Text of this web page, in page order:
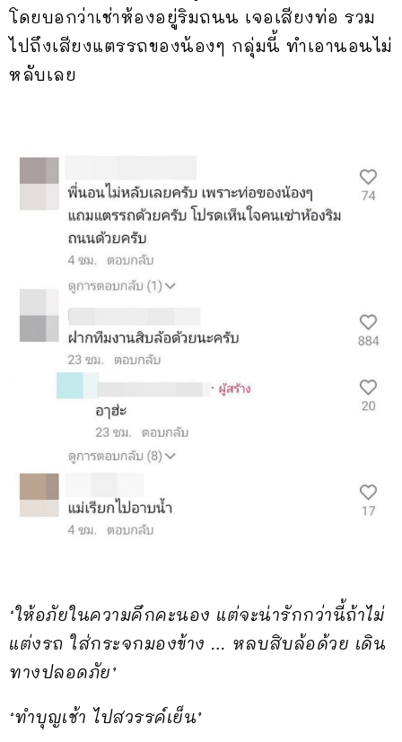
โดยบอกว่าเช่าห้องอยู่ริมถนน เจอเสียงท่อ รวม
ไปถึงเสียงแตรรถของน้องๆ กลุ่มนี้ ทำเอานอนไม่
หลับเลย
‘ให้อภัยในความคึกคะนอง แต่จะน่ารักกว่านี้ถ้าไม่
แต่งรถ ใส่กระจกมองข้าง … หลบสิบล้อด้วย เดิน
ทางปลอดภัย’
‘ทำบุญเช้า ไปสวรรค์เย็น’